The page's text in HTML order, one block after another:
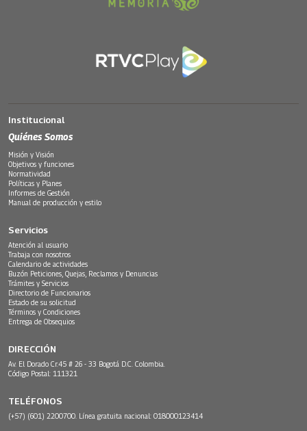
Institucional
Quiénes Somos
Misión y Visión
Objetivos y funciones
Normatividad
Políticas y Planes
Informes de Gestión
Manual de producción y estilo
Servicios
Atención al usuario
Trabaja con nosotros
Calendario de actividades
Buzón Peticiones, Quejas, Reclamos y Denuncias
Trámites y Servicios
Directorio de Funcionarios
Estado de su solicitud
Términos y Condiciones
Entrega de Obsequios
DIRECCIÓN
Av. El Dorado Cr.45 # 26 - 33 Bogotá D.C. Colombia.
Código Postal: 111321
TELÉFONOS
(+57) (601) 2200700. Línea gratuita nacional: 018000123414